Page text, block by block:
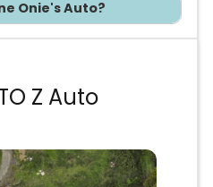
Onie's Auto?
partes
Z Auto